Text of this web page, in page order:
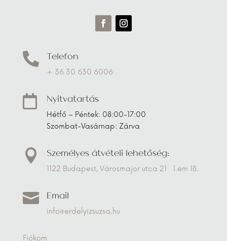
 Telefon
+ 36 30 630 6006
 Nyitvatartás
Hétfő – Péntek: 08:00-17:00
Szombat-Vasárnap: Zárva
 Személyes átvételi lehetőség:
1122 Budapest, Városmajor utca 21 1.em 18.
 Email
info@erdelyizsuzsa.hu
Fiókom